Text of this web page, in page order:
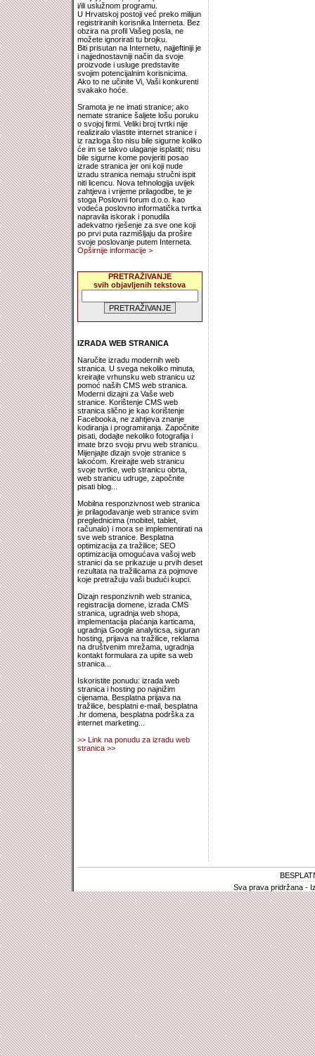
i/ili uslužnom programu.
U Hrvatskoj postoji već preko milijun
registriranih korisnika Interneta. Bez
obzira na profil Vašeg posla, ne
možete ignorirati tu brojku.
Biti prisutan na Internetu, najjeftiniji je
i najjednostavniji način da svoje
proizvode i usluge predstavite
svojim potencijalnim korisnicima.
Ako to ne učinite Vi, Vaši konkurenti
svakako hoće.
Sramota je ne imati stranice; ako
nemate stranice šaljete lošu poruku
o svojoj firmi. Veliki broj tvrtki nije
realiziralo vlastite internet stranice i
iz razloga što nisu bile sigurne koliko
će im se takvo ulaganje isplatiti; nisu
bile sigurne kome povjeriti posao
izrade stranica jer oni koji nude
izradu stranica nemaju stručni ispit
niti licencu. Nova tehnologija uvijek
zahtjeva i vrijeme prilagodbe, te je
stoga Poslovni forum d.o.o. kao
vodeća poslovno informatička tvrtka
napravila iskorak i ponudila
adekvatno rješenje za sve one koji
po prvi puta razmišljaju da prošire
svoje poslovanje putem Interneta.
Opširnije informacije >
PRETRAŽIVANJE
svih objavljenih tekstova
IZRADA WEB STRANICA
Naručite izradu modernih web
stranica. U svega nekoliko minuta,
kreirajte vrhunsku web stranicu uz
pomoć naših CMS web stranica.
Moderni dizajni za Vaše web
stranice. Korištenje CMS web
stranica slično je kao korištenje
Facebooka, ne zahtjeva znanje
kodiranja i programiranja. Započnite
pisati, dodajte nekoliko fotografija i
imate brzo svoju prvu web stranicu.
Mijenjajte dizajn svoje stranice s
lakoćom. Kreirajte web stranicu
svoje tvrtke, web stranicu obrta,
web stranicu udruge, započnite
pisati blog...
Mobilna responzivnost web stranica
je prilagođavanje web stranice svim
preglednicima (mobitel, tablet,
računalo) i mora se implementirati na
sve web stranice. Besplatna
optimizacija za tražilice; SEO
optimizacija omogućava vašoj web
stranici da se prikazuje u prvih deset
rezultata na tražilicama za pojmove
koje pretražuju vaši budući kupci.
Dizajn responzivnih web stranica,
registracija domene, izrada CMS
stranica, ugradnja web shopa,
implementacija plaćanja karticama,
ugradnja Google analyticsa, siguran
hosting, prijava na tražilice, reklama
na društvenim mrežama, ugradnja
kontakt formulara za upite sa web
stranica...
Iskoristite ponudu: izrada web
stranica i hosting po najnižim
cijenama. Besplatna prijava na
tražilice, besplatni e-mail, besplatna
.hr domena, besplatna podrška za
internet marketing...
>> Link na ponudu za izradu web
stranica >>
Sva prava pridržana -